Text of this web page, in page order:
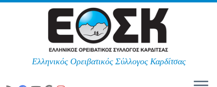
Ελληνικός Ορειβατικός Σύλλογος Καρδίτσας